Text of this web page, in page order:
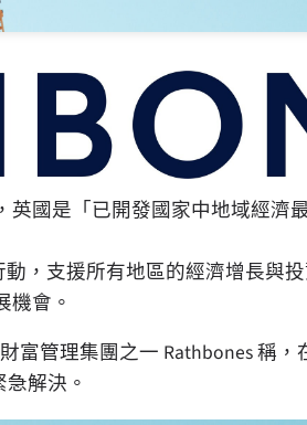
國是「已開發國家中地域經濟
，支援所有地區的經濟增長與
機會。
富管理集團之一 Rathbones 稱
解決。